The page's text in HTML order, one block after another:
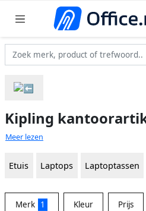
Kipling
Meer lezen
Etuis Laptops Laptoptassen
Merk 1 Kleur Prijs